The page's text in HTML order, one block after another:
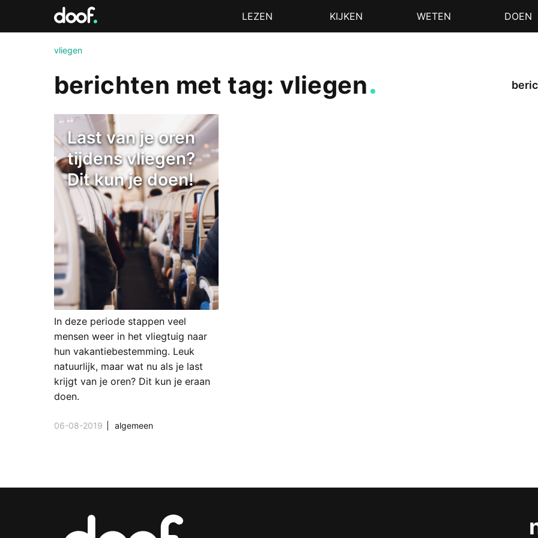
MenuLEZEN KIJKEN WETEN DOEN
vliegen
berichten met tag: vliegen
Last van je oren
tijdens vliegen?
Dit kun je doen!
In deze periode stappen veel
mensen weer in het vliegtuig naar
hun vakantiebestemming. Leuk
natuurlijk, maar wat nu als je last
krijgt van je oren? Dit kun je eraan
doen.
06-08-2019 algemeen
Doof.nl